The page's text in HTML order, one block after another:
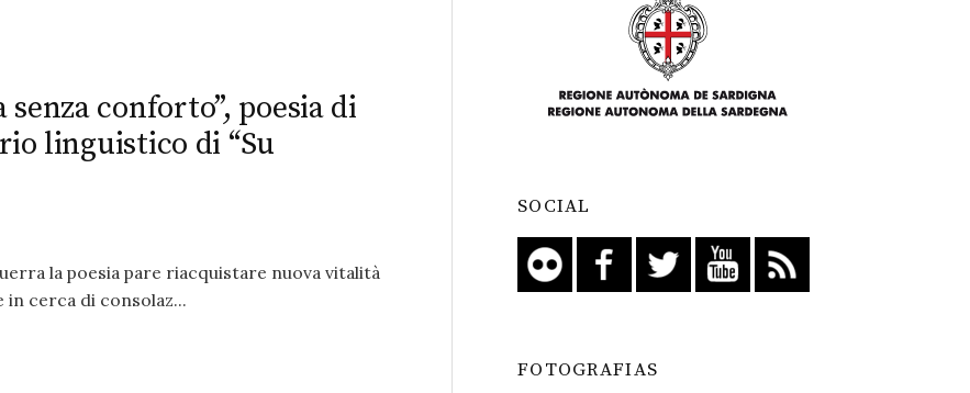
senza conforto”, poesia di
linguistico di “Su
la poesia pare riacquistare nuova vitalità
cerca di consolaz...
SOCIAL
FOTOGRAFIAS